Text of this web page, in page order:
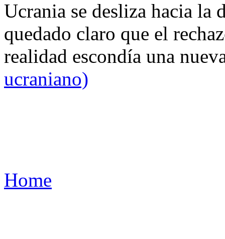
Ucrania se desliza hacia
quedado claro que el
realidad escondía una
ucraniano)
Home